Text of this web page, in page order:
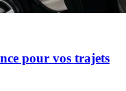
pour vos trajets